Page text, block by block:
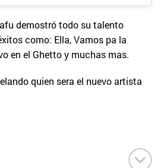
demostró todo su talento
como: Ella, Vamos pa la
en el Ghetto y muchas mas.
quien sera el nuevo artista